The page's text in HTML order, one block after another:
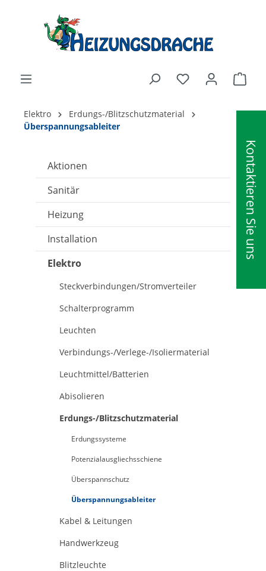
Kontaktieren Sie uns
Elektro
Erdungs-/Blitzschutzmaterial
Überspannungsableiter
Aktionen
Sanitär
Heizung
Installation
Elektro
Steckverbindungen/Stromverteiler
Schalterprogramm
Leuchten
Verbindungs-/Verlege-/Isoliermaterial
Leuchtmittel/Batterien
Abisolieren
Erdungs-/Blitzschutzmaterial
Erdungssysteme
Potenzialausgliechsschiene
Überspannschutz
Überspannungsableiter
Kabel & Leitungen
Handwerkzeug
Blitzleuchte